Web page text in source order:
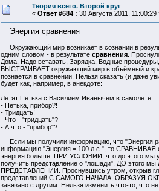
Теория всего. Второй круг
« Ответ #684 : 30 Августа 2011, 11:00:29
Энергия сравнения
Окружающий мир возникает в сознании в
одним словом - в результате сравнения.
Дома, Надо вставать, Зарядка, Водные
ВЫСТРАИВАЕТ окружающий мир в объёмный и
познаётся в сравнении. Нельзя сказать (и даже
будет как, например, в анекдоте:
Летят Петька с Василием Иванычем в самолете:
- Петька, прибор?!
- Тридцать!
- Что - "тридцать"?
- А что - "прибор"?
Если мы получили информацию, что "Энергия
информацию "Энергия = 100 л.с.", то СРАВНИВАЯ
энергия больше. ПРИ УСЛОВИИ, что до этого мы
получить представление о "лошади", ДО этого
ПРЕДСТАВЛЕНИЙ. Проснувшись утром, открыв
представлений С САМОГО НАЧАЛА, ОБРАЗУЯ
завязано с другим. Нельзя изменить что-то, что